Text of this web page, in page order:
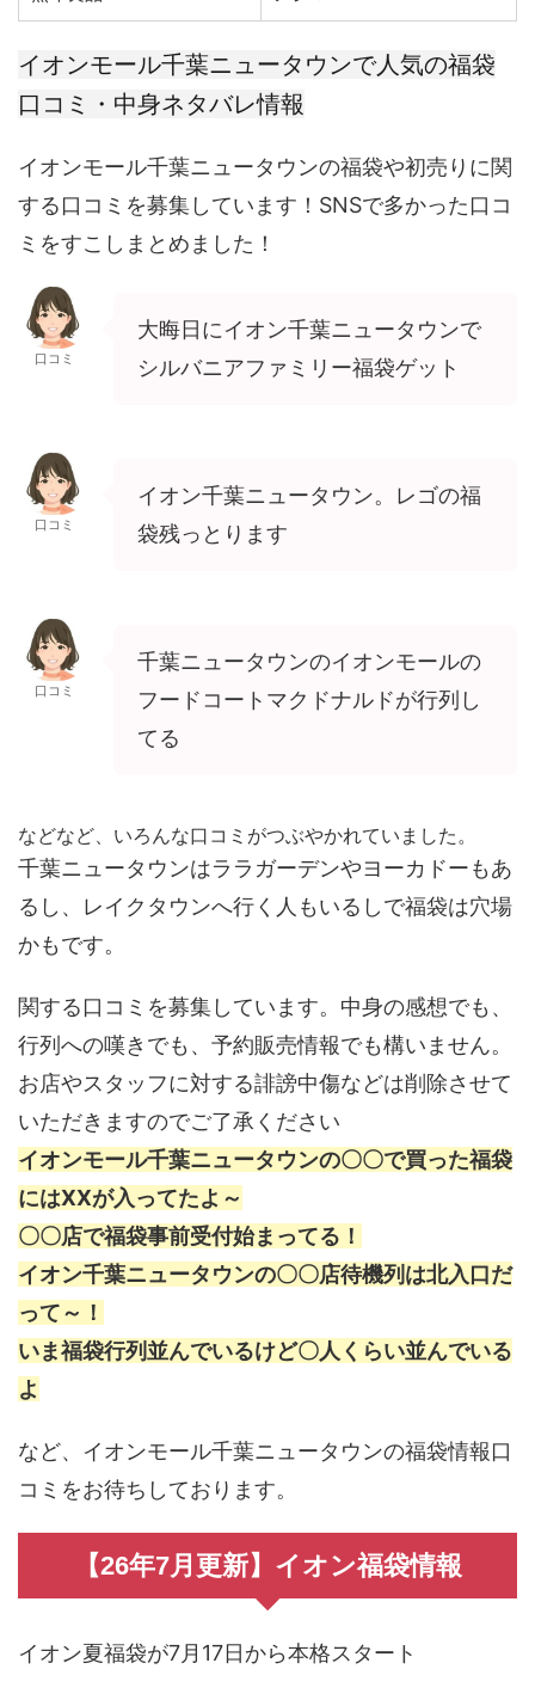
イオンモール千葉ニュータウンで人気の福袋
口コミ・中身ネタバレ情報
イオンモール千葉ニュータウンの福袋や初売りに関
する口コミを募集しています！SNSで多かった口コ
ミをすこしまとめました！
口コミ
大晦日にイオン千葉ニュータウンで
シルバニアファミリー福袋ゲット
口コミ
イオン千葉ニュータウン。レゴの福
袋残っとります
口コミ
千葉ニュータウンのイオンモールの
フードコートマクドナルドが行列し
てる
などなど、いろんな口コミがつぶやかれていました。
千葉ニュータウンはララガーデンやヨーカドーもあ
るし、レイクタウンへ行く人もいるしで福袋は穴場
かもです。
関する口コミを募集しています。中身の感想でも、
行列への嘆きでも、予約販売情報でも構いません。
お店やスタッフに対する誹謗中傷などは削除させて
いただきますのでご了承ください
イオンモール千葉ニュータウンの〇〇で買った福袋
にはXXが入ってたよ～
〇〇店で福袋事前受付始まってる！
イオン千葉ニュータウンの〇〇店待機列は北入口だ
って～！
いま福袋行列並んでいるけど〇人くらい並んでいる
よ
など、イオンモール千葉ニュータウンの福袋情報口
コミをお待ちしております。
【26年7月更新】イオン福袋情報
イオン夏福袋が7月17日から本格スタート